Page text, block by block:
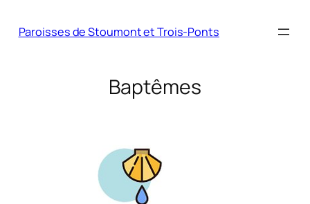
Paroisses de Stoumont et Trois-Ponts
Baptêmes